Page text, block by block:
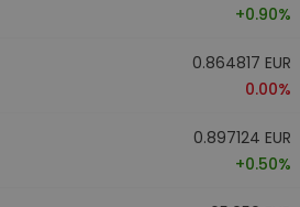
+0.90%
0.864817 EUR
0.00%
0.897124 EUR
+0.50%